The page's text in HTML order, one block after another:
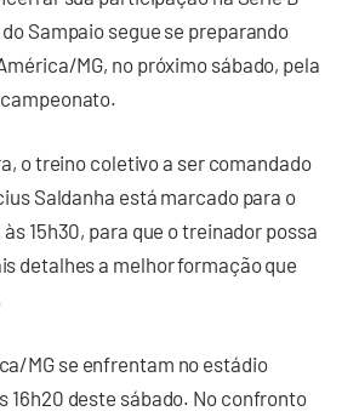
do Sampaio segue se preparando
MG, no próximo sábado, pela
o treino coletivo a ser comandado
Saldanha está marcado para o
15h30, para que o treinador possa
detalhes a melhor formação que
MG se enfrentam no estádio
16h20 deste sábado. No confronto